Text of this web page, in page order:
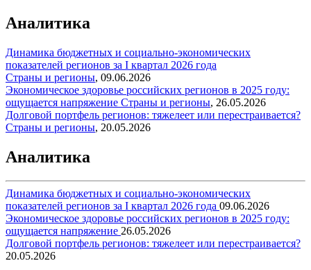
Аналитика
Динамика бюджетных и социально-экономических
показателей регионов за I квартал 2026 года
Страны и регионы, 09.06.2026
Экономическое здоровье российских регионов в 2025 году:
ощущается напряжение Страны и регионы, 26.05.2026
Долговой портфель регионов: тяжелеет или перестраивается?
Страны и регионы, 20.05.2026
Аналитика
Динамика бюджетных и социально-экономических
показателей регионов за I квартал 2026 года 09.06.2026
Экономическое здоровье российских регионов в 2025 году:
ощущается напряжение 26.05.2026
Долговой портфель регионов: тяжелеет или перестраивается?
20.05.2026